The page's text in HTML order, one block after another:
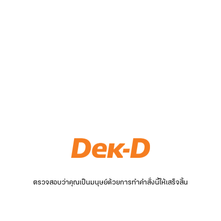
ตรวจสอบว่าคุณเป็นมนุษย์ด้วยการทำคำสั่งนี้ให้เสร็จสิ้น